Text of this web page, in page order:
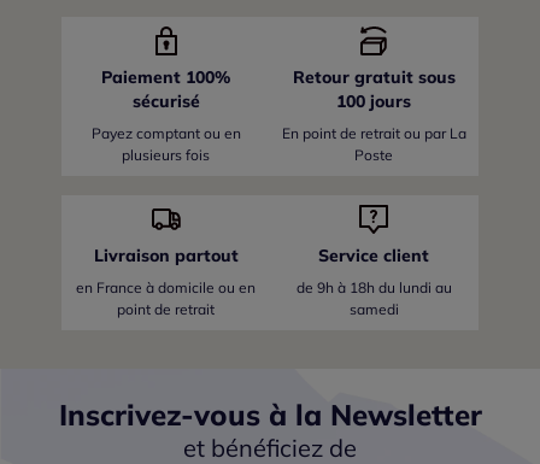
Paiement 100%
sécurisé
Payez comptant ou en
plusieurs fois
Retour gratuit sous
100 jours
En point de retrait ou par La
Poste
Livraison partout
en France à domicile ou en
point de retrait
Service client
de 9h à 18h du lundi au
samedi
Inscrivez-vous à la Newsletter
et bénéficiez de